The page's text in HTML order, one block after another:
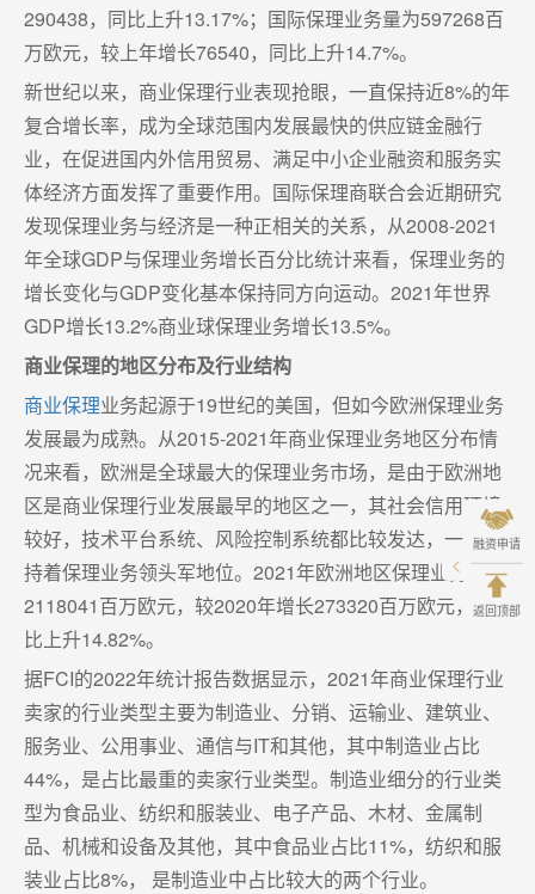
290438，同比上升13.17%；国际保理业务量为597268百
万欧元，较上年增长76540，同比上升14.7%。
新世纪以来，商业保理行业表现抢眼，一直保持近8%的年
复合增长率，成为全球范围内发展最快的供应链金融行
业，在促进国内外信用贸易、满足中小企业融资和服务实
体经济方面发挥了重要作用。国际保理商联合会近期研究
发现保理业务与经济是一种正相关的关系，从2008-2021
年全球GDP与保理业务增长百分比统计来看，保理业务的
增长变化与GDP变化基本保持同方向运动。2021年世界
GDP增长13.2%商业球保理业务增长13.5%。
商业保理的地区分布及行业结构
商业保理业务起源于19世纪的美国，但如今欧洲保理业务
发展最为成熟。从2015-2021年商业保理业务地区分布情
况来看，欧洲是全球最大的保理业务市场，是由于欧洲地
区是商业保理行业发展最早的地区之一，其社会信用环境
较好，技术平台系统、风险控制系统都比较发达，一直保
持着保理业务领头军地位。2021年欧洲地区保理业务量为
2118041百万欧元，较2020年增长273320百万欧元，同
比上升14.82%。
据FCI的2022年统计报告数据显示，2021年商业保理行业
卖家的行业类型主要为制造业、分销、运输业、建筑业、
服务业、公用事业、通信与IT和其他，其中制造业占比
44%，是占比最重的卖家行业类型。制造业细分的行业类
型为食品业、纺织和服装业、电子产品、木材、金属制
品、机械和设备及其他，其中食品业占比11%，纺织和服
装业占比8%， 是制造业中占比较大的两个行业。
融资申请
返回顶部